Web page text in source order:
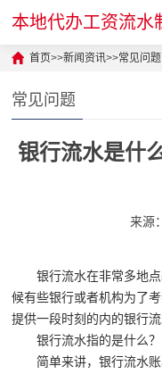
本地代办工资流水
首页>>新闻资讯>>常见问题
常见问题
银行流水是什
来源
银行流水在非常多地点
候有些银行或者机构为了
提供一段时刻的内的银行流
银行流水指的是什么？
简单来讲，银行流水账